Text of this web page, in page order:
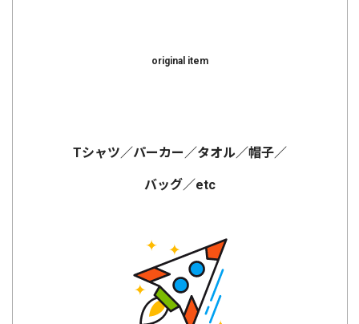
original item
Tシャツ／パーカー／タオル／帽子／
バッグ／etc